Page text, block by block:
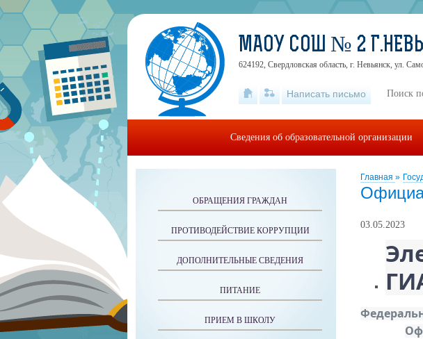
Главная »
03.05.2023
ОБРАЩЕНИЯ ГРАЖДАН
ПРОТИВОДЕЙСТВИЕ КОРРУПЦИИ
ДОПОЛНИТЕЛЬНЫЕ СВЕДЕНИЯ
ПИТАНИЕ
ПРИЕМ В ШКОЛУ
МАОУ СОШ № 2
624192, Свердловская область, г. Невьянск, ул.
Написать письмо
Сведения об образовательной организации